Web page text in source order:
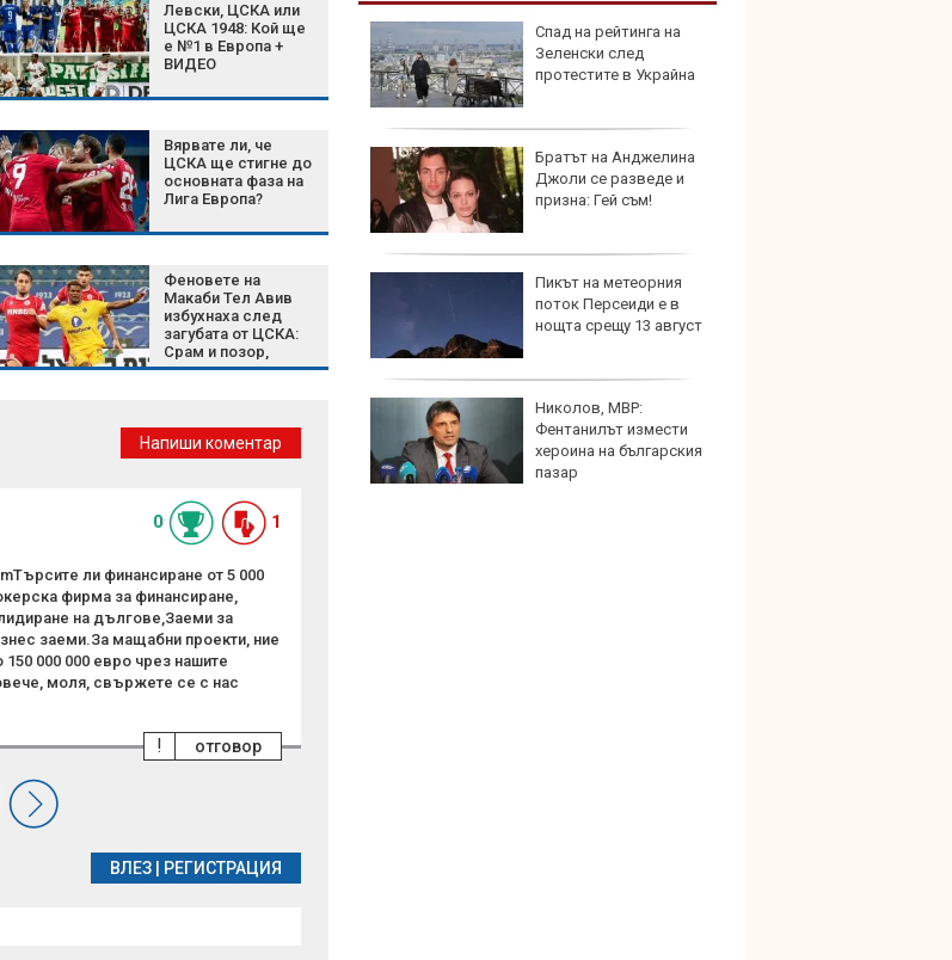
Левски, ЦСКА или
ЦСКА 1948: Кой ще
е №1 в Европа +
ВИДЕО
Вярвате ли, че
ЦСКА ще стигне до
основната фаза на
Лига Европа?
Феновете на
Макаби Тел Авив
избухнаха след
загубата от ЦСКА:
Срам и позор,
истината лъсна
Магнитна буря
връхлита Земята през
уикенда, ще продължи
поне два дни
Ужасяващи СНИМКИ
след кървавия
атентат край Дамаск
Украйна продължава с
дроновите атаки по
Wildberries в Русия
8 август от 9:30 часа:
Помага или пречи AI в
Спад на рейтинга на
Зеленски след
протестите в Украйна
Братът на Анджелина
Джоли се разведе и
призна: Гей съм!
Пикът на метеорния
поток Персеиди е в
нощта срещу 13 август
Николов, МВР:
Фентанилът измести
хероина на българския
пазар
Напиши коментар
0 1
ли финансиране от 5 000
фирма за финансиране,
на дългове,Заеми за
заеми.За мащабни проекти, ние
000 000 евро чрез нашите
моля, свържете се с нас
отговор
!
ВЛЕЗ РЕГИСТРАЦИЯ